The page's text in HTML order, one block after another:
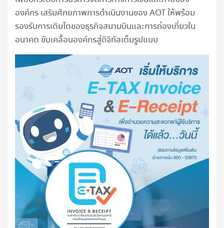
องค์กร เสริมศักยภาพการดําเนินงานของ AOT ให้พร้อม
รองรับการเติบโตของธุรกิจสนามบินและการท่องเที่ยวใน
อนาคต ขับเคลื่อนองค์กรสู่ดิจิทัลเต็มรูปแบบ